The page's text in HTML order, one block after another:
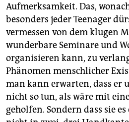
Aufmerksamkeit. Das,
besonders jeder Teenager
vermessen von dem klugen
wunderbare Seminare und
organisieren kann, zu
Phänomen menschlicher
man kann erwarten, dass er
nicht so tun, als wäre mit
geholfen. Sondern dass sie